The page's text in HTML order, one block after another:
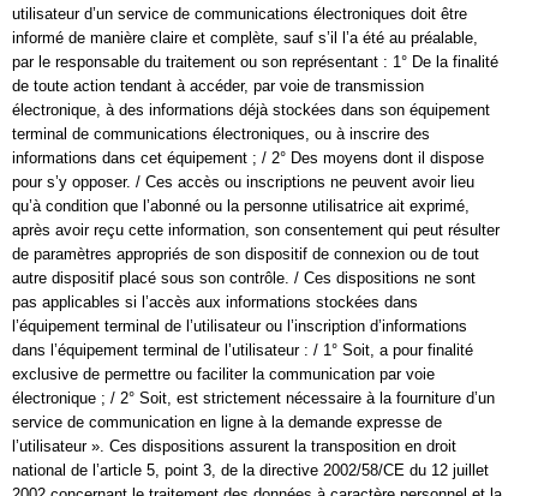
utilisateur d’un service de communications électroniques doit être
informé de manière claire et complète, sauf s’il l’a été au préalable,
par le responsable du traitement ou son représentant : 1° De la finalité
de toute action tendant à accéder, par voie de transmission
électronique, à des informations déjà stockées dans son équipement
terminal de communications électroniques, ou à inscrire des
informations dans cet équipement ; / 2° Des moyens dont il dispose
pour s’y opposer. / Ces accès ou inscriptions ne peuvent avoir lieu
qu’à condition que l’abonné ou la personne utilisatrice ait exprimé,
après avoir reçu cette information, son consentement qui peut résulter
de paramètres appropriés de son dispositif de connexion ou de tout
autre dispositif placé sous son contrôle. / Ces dispositions ne sont
pas applicables si l’accès aux informations stockées dans
l’équipement terminal de l’utilisateur ou l’inscription d’informations
dans l’équipement terminal de l’utilisateur : / 1° Soit, a pour finalité
exclusive de permettre ou faciliter la communication par voie
électronique ; / 2° Soit, est strictement nécessaire à la fourniture d’un
service de communication en ligne à la demande expresse de
l’utilisateur ». Ces dispositions assurent la transposition en droit
national de l’article 5, point 3, de la directive 2002/58/CE du 12 juillet